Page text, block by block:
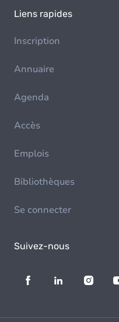
Liens rapides
Inscription
Annuaire
Agenda
Accès
Emplois
Bibliothèques
Se connecter
Suivez-nous